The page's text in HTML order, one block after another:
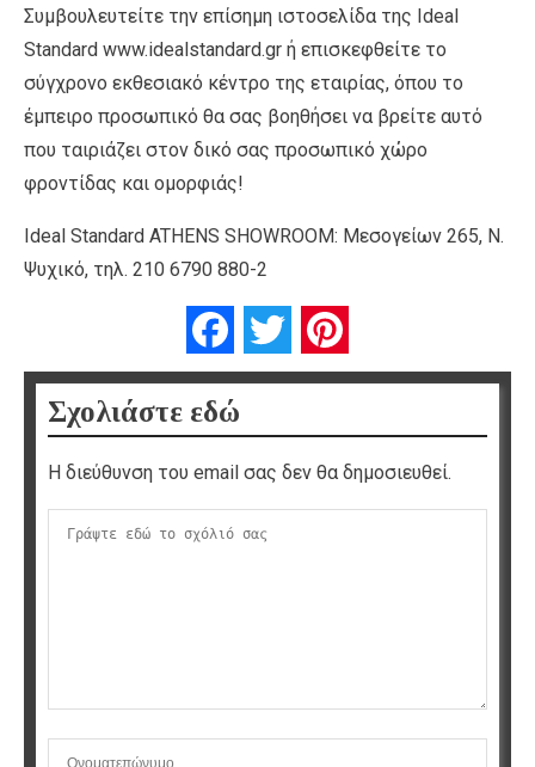
Συμβουλευτείτε την επίσημη ιστοσελίδα της Ideal
Standard www.idealstandard.gr ή επισκεφθείτε το
σύγχρονο εκθεσιακό κέντρο της εταιρίας, όπου το
έμπειρο προσωπικό θα σας βοηθήσει να βρείτε αυτό
που ταιριάζει στον δικό σας προσωπικό χώρο
φροντίδας και ομορφιάς!
Ideal Standard ATHENS SHOWROOM: Μεσογείων 265, Ν.
Ψυχικό, τηλ. 210 6790 880-2
FacebookTwitter
Σχολιάστε εδώ
Η διεύθυνση του email σας δεν θα δημοσιευθεί.